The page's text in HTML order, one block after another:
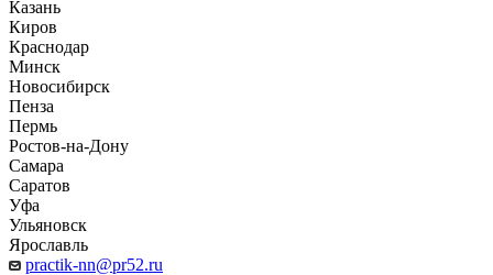
Казань
Киров
Краснодар
Минск
Новосибирск
Пенза
Пермь
Ростов-на-Дону
Самара
Саратов
Уфа
Ульяновск
Ярославль
practik-nn@pr52.ru